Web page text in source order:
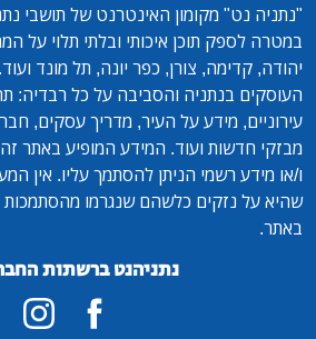
"נתניה נט" מקומון האינטרנט של תושבי
במטרה לספק תוכן איכותי ובלתי תלוי על
יהודה, קדימה, צורן, כפר יונה, תל מונד
העוסקים בנתניה והסביבה על כל רבדיה:
עירוניים, מידע על העיר, מדריך עסקים,
מבזקי חדשות ועוד. המידע המופיע באתר
ו/או מידע רשמי הניתן להסתמך עליו. אין
שהיא על נזקים כלשהם שנגרמו
באתר.
נתניהנט ברשתות